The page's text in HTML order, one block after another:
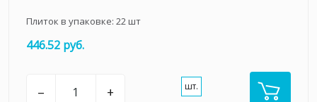
Плиток в упаковке: 22шт
446.52 руб.
– + шт.